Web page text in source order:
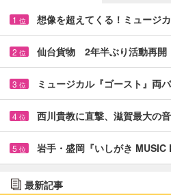
1 位 想像を超えてくる！ミュージ
2 位 仙台貨物 2年半ぶり活動再
3 位 ミュージカル『ゴースト』両
4 位 西川貴教に直撃、滋賀最大の
5 位 岩手・盛岡『いしがき
最新記事